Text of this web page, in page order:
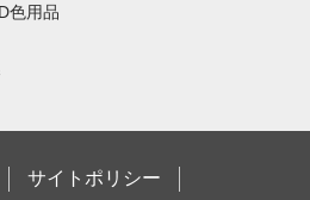
色用品
サイトポリシー